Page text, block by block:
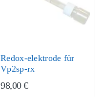
Redox-elektrode für
Vp2sp-rx
98,00 €